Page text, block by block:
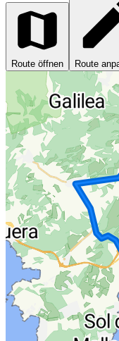
Route öffnen Route